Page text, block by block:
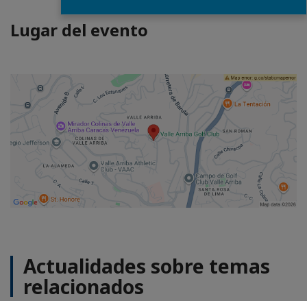
Lugar del evento
Actualidades sobre temas
relacionados